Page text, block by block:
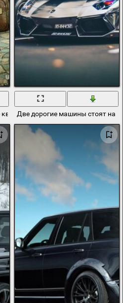
разработанная чешской
Две дорогие машины стоят на